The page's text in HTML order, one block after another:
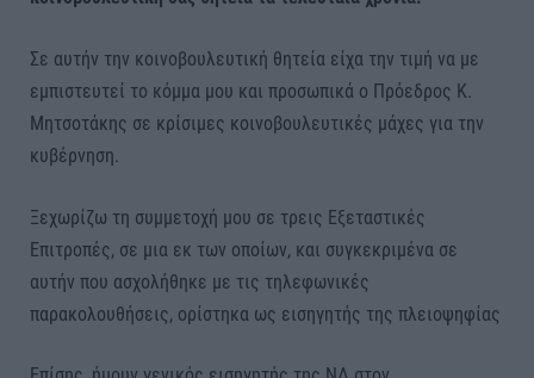
Σε αυτήν την κοινοβουλευτική θητεία είχα την τιμή να με
εμπιστευτεί το κόμμα μου και προσωπικά ο Πρόεδρος Κ.
Μητσοτάκης σε κρίσιμες κοινοβουλευτικές μάχες για την
κυβέρνηση.
Ξεχωρίζω τη συμμετοχή μου σε τρεις Εξεταστικές
Επιτροπές, σε μια εκ των οποίων, και συγκεκριμένα σε
αυτήν που ασχολήθηκε με τις τηλεφωνικές
παρακολουθήσεις, ορίστηκα ως εισηγητής της πλειοψηφίας